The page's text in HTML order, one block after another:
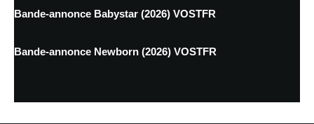
Bande-annonce Babystar (2026) VOSTFR
Bande-annonce Newborn (2026) VOSTFR